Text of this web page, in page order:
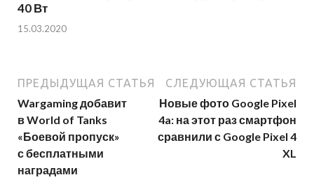
40 Вт
15.03.2020
ПРЕДЫДУЩАЯ СТАТЬЯ
Wargaming добавит
в World of Tanks
«Боевой пропуск»
с бесплатными
наградами
СЛЕДУЮЩАЯ СТАТЬЯ
Новые фото Google Pixel
4a: на этот раз смартфон
сравнили с Google Pixel 4
XL